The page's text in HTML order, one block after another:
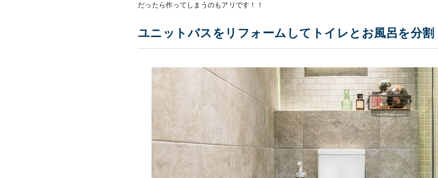
だったら作ってしまうのもアリです！！
ユニットバスをリフォームしてトイレとお風呂を分割